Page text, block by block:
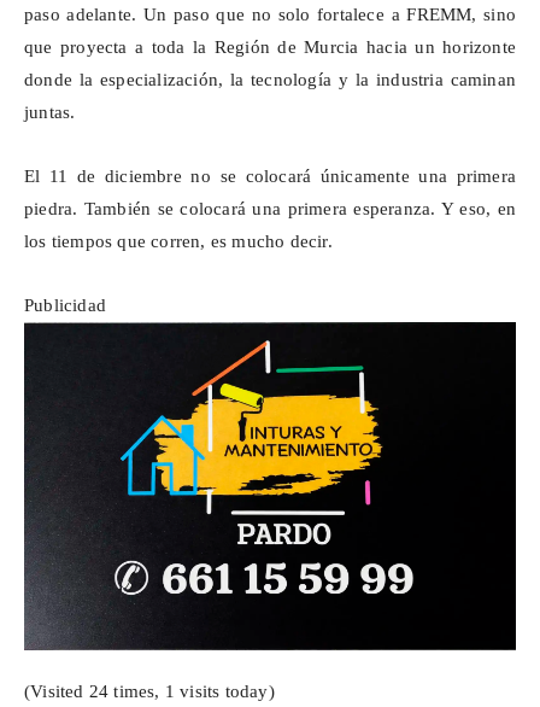
paso adelante. Un paso que no solo fortalece a FREMM, sino
que proyecta a toda la Región de Murcia hacia un horizonte
donde la especialización, la tecnología y la industria caminan
juntas.
El 11 de diciembre no se colocará únicamente una primera
piedra. También se colocará una primera esperanza. Y eso, en
los tiempos que corren, es mucho decir.
Publicidad
(Visited 24 times, 1 visits today)